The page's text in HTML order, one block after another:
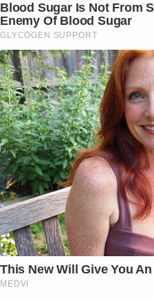
Blood Sugar Is Not From
Enemy Of Blood Sugar
GLYCOGEN SUPPORT
This New Will Give You
MEDVI